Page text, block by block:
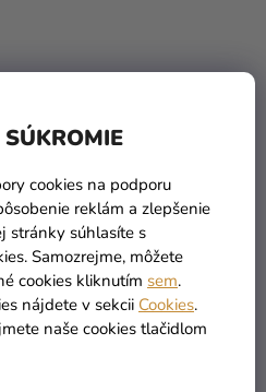
cookies na podporu
reklám a zlepšenie
stránky súhlasíte s
Samozrejme, môžete
cookies kliknutím sem.
nájdete v sekcii Cookies.
naše cookies tlačidlom
Fóliový balón
narodeninové číslo 1
strieborný 86cm
5,90 €
DO KOŠÍKA
TIP